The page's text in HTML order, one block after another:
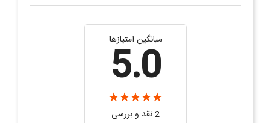
میانگین امتیازها
5.0
2 نقد و بررسی‌‌